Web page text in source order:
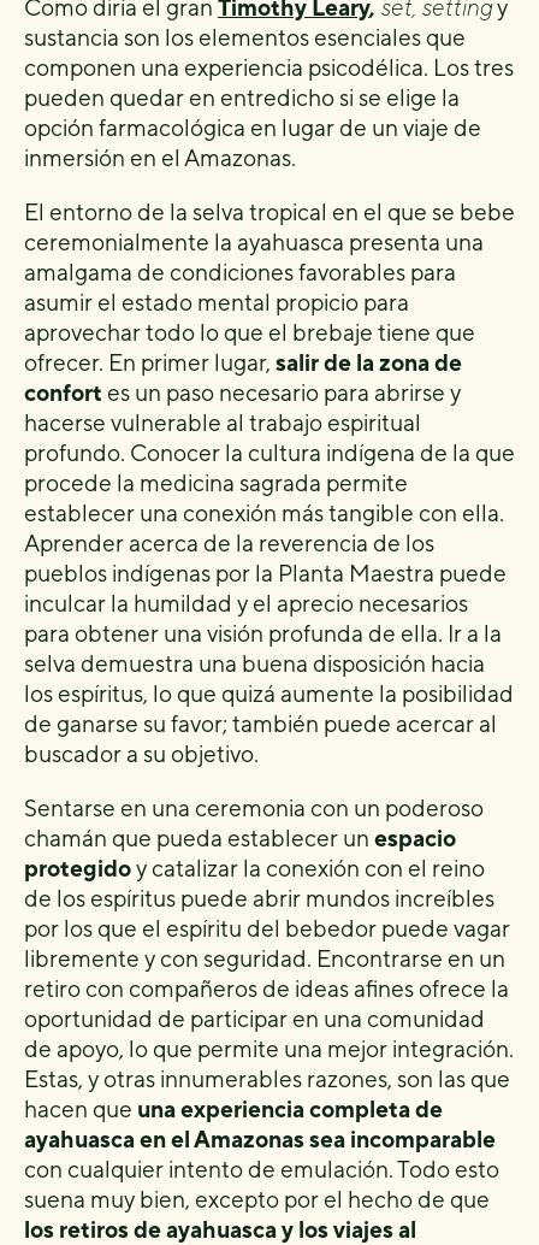
Como diría el gran Timothy Leary, set, settingy
sustancia son los elementos esenciales que
componen una experiencia psicodélica. Los tres
pueden quedar en entredicho si se elige la
opción farmacológica en lugar de un viaje de
inmersión en el Amazonas.
El entorno de la selva tropical en el que se bebe
ceremonialmente la ayahuasca presenta una
amalgama de condiciones favorables para
asumir el estado mental propicio para
aprovechar todo lo que el brebaje tiene que
ofrecer. En primer lugar, salir de la zona de
confort es un paso necesario para abrirse y
hacerse vulnerable al trabajo espiritual
profundo. Conocer la cultura indígena de la que
procede la medicina sagrada permite
establecer una conexión más tangible con ella.
Aprender acerca de la reverencia de los
pueblos indígenas por la Planta Maestra puede
inculcar la humildad y el aprecio necesarios
para obtener una visión profunda de ella. Ir a la
selva demuestra una buena disposición hacia
los espíritus, lo que quizá aumente la posibilidad
de ganarse su favor; también puede acercar al
buscador a su objetivo.
Sentarse en una ceremonia con un poderoso
chamán que pueda establecer un espacio
protegidoy catalizar la conexión con el reino
de los espíritus puede abrir mundos increíbles
por los que el espíritu del bebedor puede vagar
libremente y con seguridad. Encontrarse en un
retiro con compañeros de ideas afines ofrece la
oportunidad de participar en una comunidad
de apoyo, lo que permite una mejor integración.
Estas, y otras innumerables razones, son las que
hacen que una experiencia completa de
ayahuasca en el Amazonas sea incomparable
con cualquier intento de emulación. Todo esto
suena muy bien, excepto por el hecho de que
los retiros de ayahuasca y los viajes al